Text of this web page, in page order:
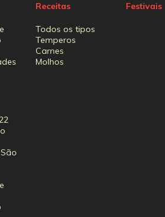
Receitas
Todos os tipos
Temperos
Carnes
Molhos
Festivais